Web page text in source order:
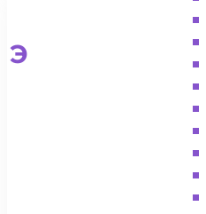
Эвакуатор